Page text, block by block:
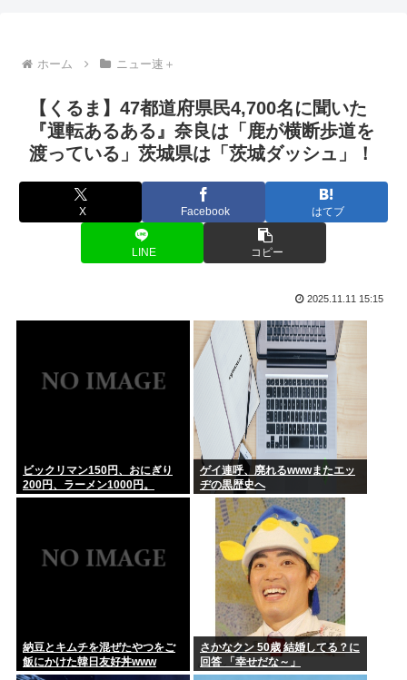
【マムダニ派】米民主党予備選、ミシガン州で急進左派のイス
【鹿児島】突然右折し路面電車と衝突 乗っていた男女3人は
車を放置...
→女子大...
気候変動で「世界中のチョウが大移動」を始めていると判明
【悲報】ジャンプが最も売れた1995年新年3・4合併号に載っ
てる...
交通系カードで改札通って改札内のショップ利用してまた改札
出ようと...
松本人志が企画・プロデュース「ドキュメンタル」が米国で初
制作決定...
佐藤二朗（さとじろ）、完全勝利www
ワイ、金無し、女無し、髪無し、身長無し、知能無し、友達無
なぜ、「日常系アニメ」は廃れたのか？
【ジャップ】女優の広瀬すず「私、麺と納豆が全然許せない。
100歩譲って「下着姿」ならまだわかるけど、「スカートを下
(´・ω・`)ほいほい村のお盆だほい
子供「ママー、誕生日までに隠し部屋作って」母親「わかっ
た」
愛国者、値下げしない弁当屋にブチギレ
中居正広「俺が来たことは内緒だべ」極秘で熊本でボランティ
アをして...
ホーム ニュー速＋
【くるま】47都道府県民4,700名に聞いた
『運転あるある』奈良は「鹿が横断歩道を
渡っている」茨城県は「茨城ダッシュ」！
X Facebook はてブ
LINE コピー
2025.11.11 15:15
ビックリマン150円、おにぎり
200円、ラーメン1000円。
ゲイ連呼、廃れるwwwまたエッ
ヂの黒歴史へ
納豆とキムチを混ぜたやつをご
飯にかけた韓日友好丼www
さかなクン 50歳 結婚してる？に
回答 「幸せだな～」